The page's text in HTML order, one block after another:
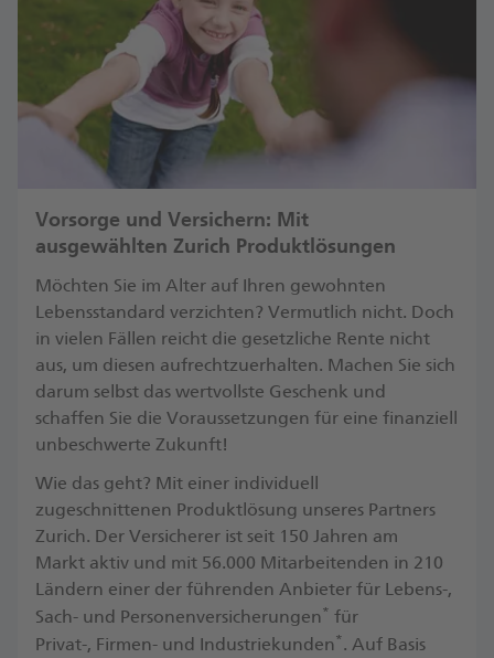
Vorsorge und Versichern: Mit
ausgewählten Zurich Produktlösungen
Möchten Sie im Alter auf Ihren gewohnten
Lebensstandard verzichten? Vermutlich nicht. Doch
in vielen Fällen reicht die gesetzliche Rente nicht
aus, um diesen aufrechtzuerhalten. Machen Sie sich
darum selbst das wertvollste Geschenk und
schaffen Sie die Voraussetzungen für eine finanziell
unbeschwerte Zukunft! ​
Wie das geht? Mit einer individuell
zugeschnittenen Produktlösung unseres Partners
Zurich. Der Versicherer ist seit 150 Jahren am
Markt aktiv und mit 56.000 Mitarbeitenden in 210
Ländern einer der führenden Anbieter für Lebens-,
Sach- und Personenversicherungen* für
Privat-, Firmen- und Industriekunden*. ​Auf Basis